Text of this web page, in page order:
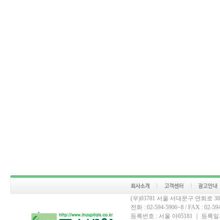
(우)03781 서울 서대문구 연희로
전화 : 02-594-5906~8 / FAX : 02-
등록번호 : 서울 아05181 ｜ 등록